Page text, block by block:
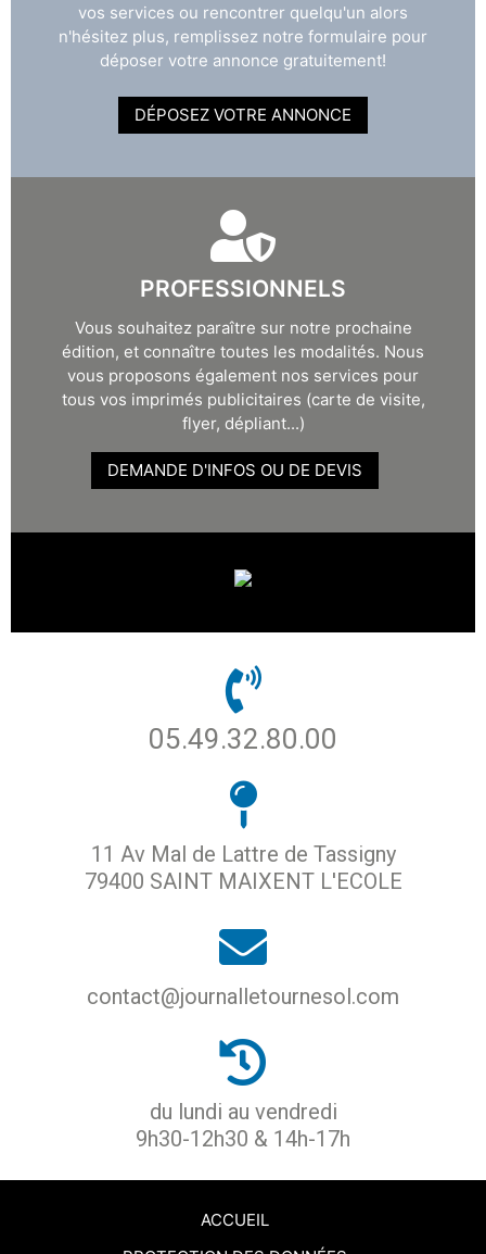
vos services ou rencontrer quelqu'un alors
n'hésitez plus, remplissez notre formulaire pour
déposer votre annonce gratuitement!
DÉPOSEZ VOTRE ANNONCE
PROFESSIONNELS
Vous souhaitez paraître sur notre prochaine
édition, et connaître toutes les modalités. Nous
vous proposons également nos services pour
tous vos imprimés publicitaires (carte de visite,
flyer, dépliant...)
DEMANDE D'INFOS OU DE DEVIS
05.49.32.80.00
11 Av Mal de Lattre de Tassigny
79400 SAINT MAIXENT L'ECOLE
contact@journalletournesol.com
du lundi au vendredi
9h30-12h30 & 14h-17h
ACCUEIL